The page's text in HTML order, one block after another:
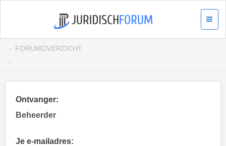
FORUMOVERZICHT
Ontvanger:
Beheerder
Je e-mailadres: